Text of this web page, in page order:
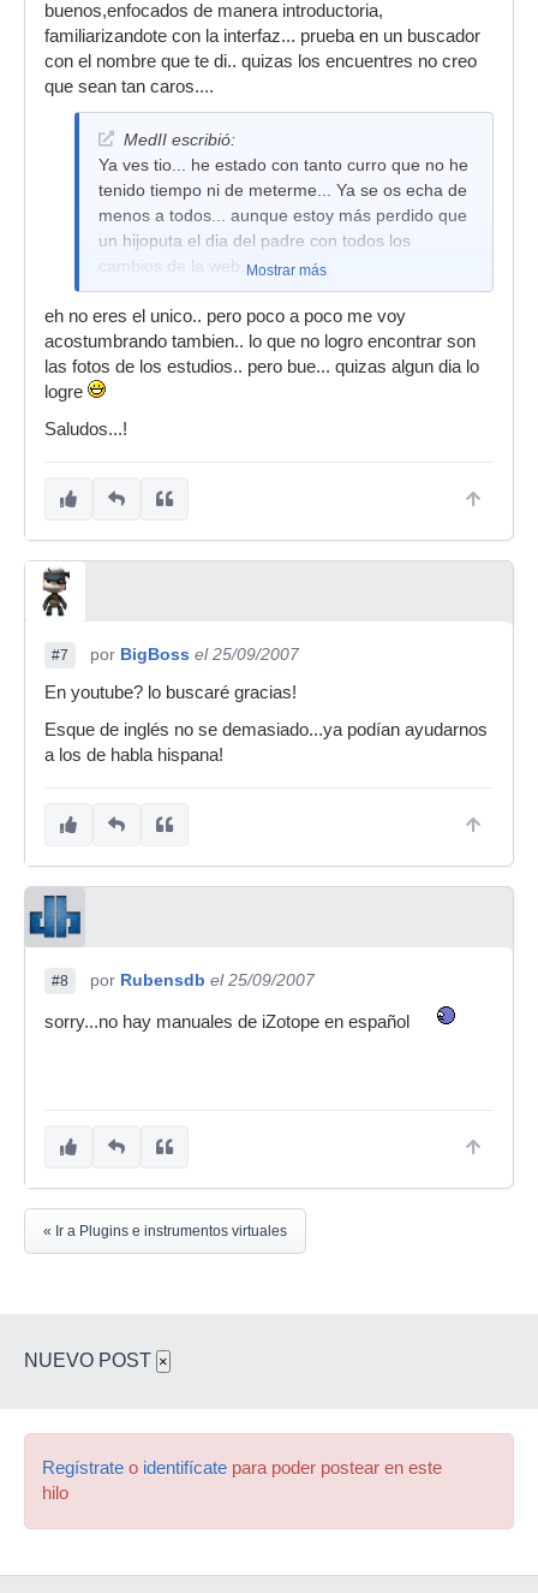
buenos,enfocados de manera introductoria,
familiarizandote con la interfaz... prueba en un buscador
con el nombre que te di.. quizas los encuentres no creo
que sean tan caros....
MedII escribió:
Ya ves tio... he estado con tanto curro que no he
tenido tiempo ni de meterme... Ya se os echa de
menos a todos... aunque estoy más perdido que
un hijoputa el dia del padre con todos los
cambios de la web.
Mostrar más
eh no eres el unico.. pero poco a poco me voy
acostumbrando tambien.. lo que no logro encontrar son
las fotos de los estudios.. pero bue... quizas algun dia lo
logre
Saludos...!
#7 por BigBoss el 25/09/2007
En youtube? lo buscaré gracias!
Esque de inglés no se demasiado...ya podían ayudarnos
a los de habla hispana!
#8 por Rubensdb el 25/09/2007
sorry...no hay manuales de iZotope en español
« Ir a Plugins e instrumentos virtuales
NUEVO POST ×
Regístrate o identifícate para poder postear en este
hilo